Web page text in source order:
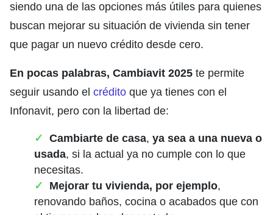
siendo una de las opciones más útiles para quienes
buscan mejorar su situación de vivienda sin tener
que pagar un nuevo crédito desde cero.
En pocas palabras, Cambiavit 2025 te permite
seguir usando el crédito que ya tienes con el
Infonavit, pero con la libertad de:
Cambiarte de casa, ya sea a una nueva o
usada, si la actual ya no cumple con lo que
necesitas.
Mejorar tu vivienda, por ejemplo,
renovando baños, cocina o acabados que con